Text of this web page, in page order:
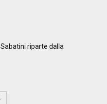
Sabatini riparte dalla